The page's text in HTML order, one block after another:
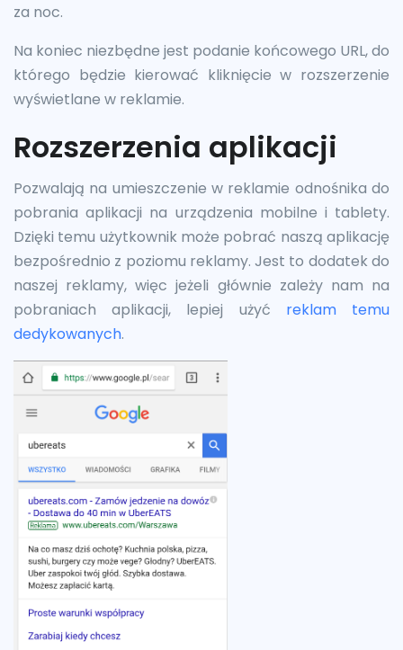
za noc.
Na koniec niezbędne jest podanie końcowego URL, do
którego będzie kierować kliknięcie w rozszerzenie
wyświetlane w reklamie.
Rozszerzenia aplikacji
Pozwalają na umieszczenie w reklamie odnośnika do
pobrania aplikacji na urządzenia mobilne i tablety.
Dzięki temu użytkownik może pobrać naszą aplikację
bezpośrednio z poziomu reklamy. Jest to dodatek do
naszej reklamy, więc jeżeli głównie zależy nam na
pobraniach aplikacji, lepiej użyć reklam temu
dedykowanych.